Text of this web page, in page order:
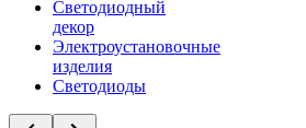
Светодиодный
декор
Электроустановочные
изделия
Светодиоды